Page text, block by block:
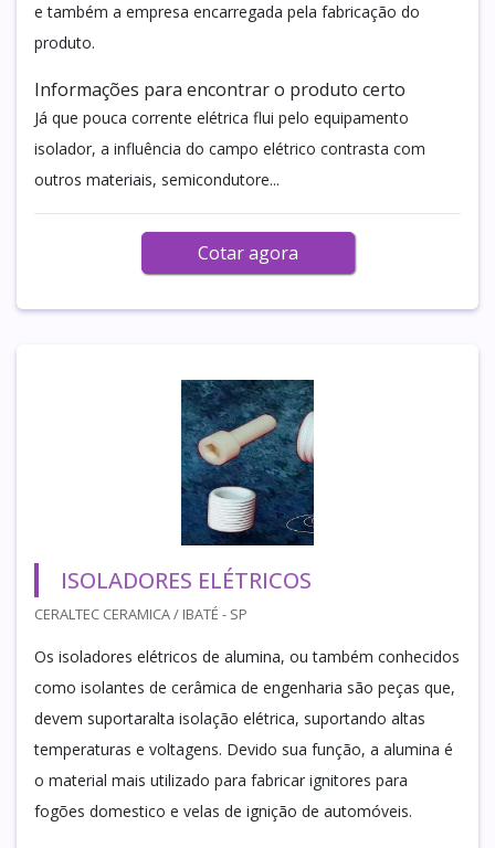
e também a empresa encarregada pela fabricação do
produto.
Informações para encontrar o produto certo
Já que pouca corrente elétrica flui pelo equipamento
isolador, a influência do campo elétrico contrasta com
outros materiais, semicondutore...
Cotar agora
ISOLADORES ELÉTRICOS
CERALTEC CERAMICA / IBATÉ - SP
Os isoladores elétricos de alumina, ou também conhecidos
como isolantes de cerâmica de engenharia são peças que,
devem suportaralta isolação elétrica, suportando altas
temperaturas e voltagens. Devido sua função, a alumina é
o material mais utilizado para fabricar ignitores para
fogões domestico e velas de ignição de automóveis.